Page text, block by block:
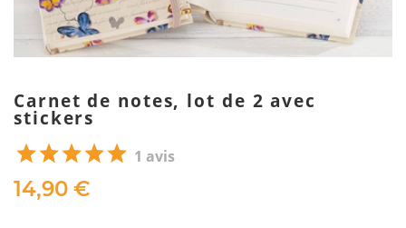
Carnet de notes, lot de 2 avec
stickers
1 avis
14,90 €